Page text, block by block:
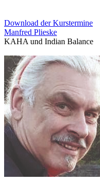
Download der Kurstermine
Manfred Plieske
KAHA und Indian Balance